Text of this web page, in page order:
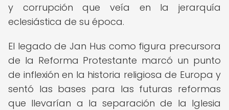
y corrupción que veía en la jerarquía
eclesiástica de su época.
El legado de Jan Hus como figura precursora
de la Reforma Protestante marcó un punto
de inflexión en la historia religiosa de Europa y
sentó las bases para las futuras reformas
que llevarían a la separación de la Iglesia